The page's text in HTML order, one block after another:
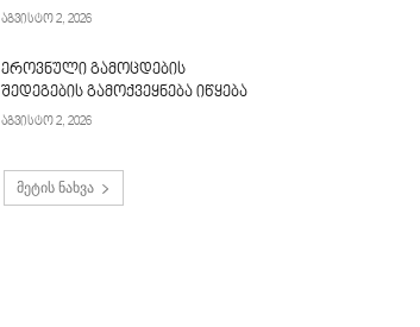
აგვისტო 2, 2026
ეროვნული გამოცდების
შედეგების გამოქვეყნება იწყება
აგვისტო 2, 2026
მეტის ნახვა